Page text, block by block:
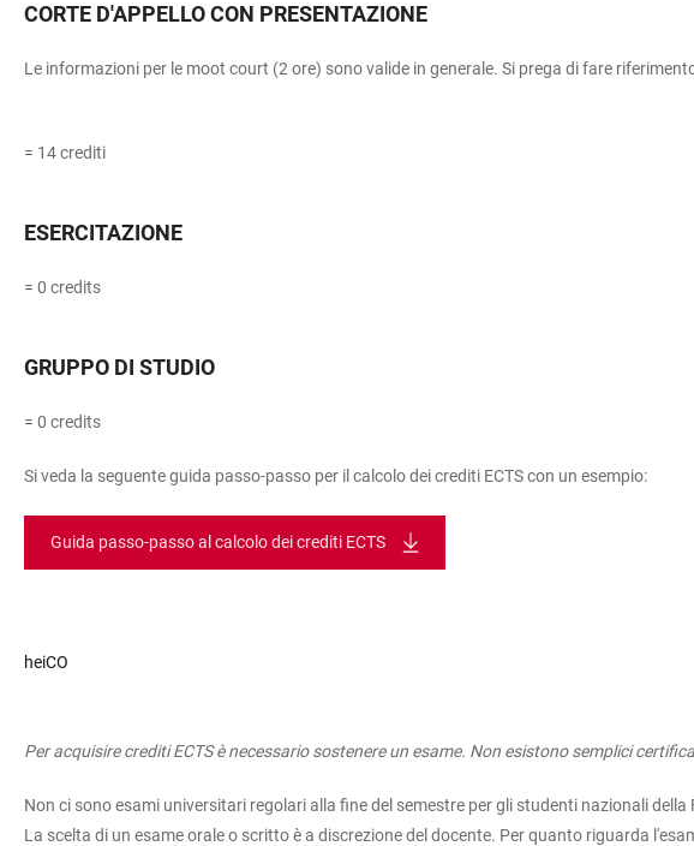
CORTE D'APPELLO CON PRESENTAZIONE
Le informazioni per le moot court (2 ore) sono valide in generale. Si prega di fare
= 14 crediti
ESERCITAZIONE
= 0 credits
GRUPPO DI STUDIO
= 0 credits
Si veda la seguente guida passo-passo per il calcolo dei crediti ECTS con un esempio:
Guida passo-passo al calcolo dei crediti ECTS
heiCO
Per acquisire crediti ECTS è necessario sostenere un esame. Non esistono semplici
Non ci sono esami universitari regolari alla fine del semestre per gli studenti nazionali
La scelta di un esame orale o scritto è a discrezione del docente. Per quanto riguarda